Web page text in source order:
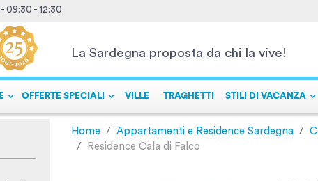
09:30 - 12:30
La Sardegna proposta da chi la vive!
OFFERTE SPECIALI VILLE TRAGHETTI STILI DI VACANZA
Home Appartamenti e Residence Sardegna
Residence Cala di Falco